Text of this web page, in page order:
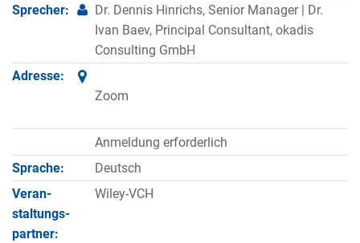
Sprecher:
Dr. Dennis Hinrichs, Senior Manager | Dr.
Ivan Baev, Principal Consultant, okadis
Consulting GmbH
Adresse:
Zoom
Anmeldung erforderlich
Sprache:
Deutsch
Veran­
staltungs­
partner:
Wiley-VCH